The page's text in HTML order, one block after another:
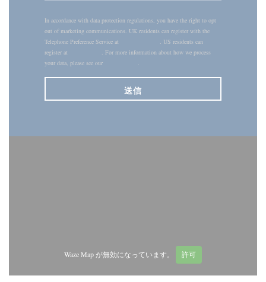
In accordance with data protection regulations, you have the right to opt
out of marketing communications. UK residents can register with the
Telephone Preference Service at
. US residents can
register at
. For more information about how we process
your data, please see our
.
Waze Map が無効になっています。 許可